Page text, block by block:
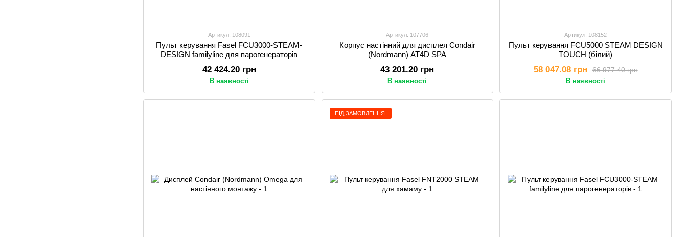
Артикул: 108091
Пульт керування Fasel FCU3000-STEAM-
DESIGN familyline для парогенераторів
42 424.20 грн
В наявності
Артикул: 107706
Корпус настінний для дисплея Condair
(Nordmann) AT4D SPA
43 201.20 грн
В наявності
Артикул: 108152
Пульт керування FCU5000 STEAM DESIGN
TOUCH (білий)
66 977.40 грн
58 047.08 грн
В наявності
ПІД ЗАМОВЛЕННЯ